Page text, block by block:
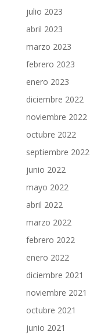
julio 2023
abril 2023
marzo 2023
febrero 2023
enero 2023
diciembre 2022
noviembre 2022
octubre 2022
septiembre 2022
junio 2022
mayo 2022
abril 2022
marzo 2022
febrero 2022
enero 2022
diciembre 2021
noviembre 2021
octubre 2021
junio 2021